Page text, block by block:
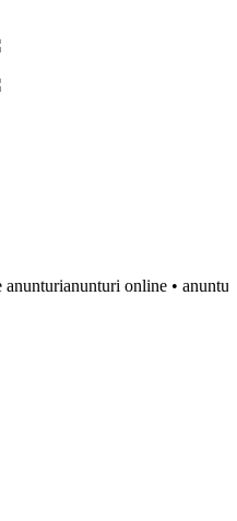
online •